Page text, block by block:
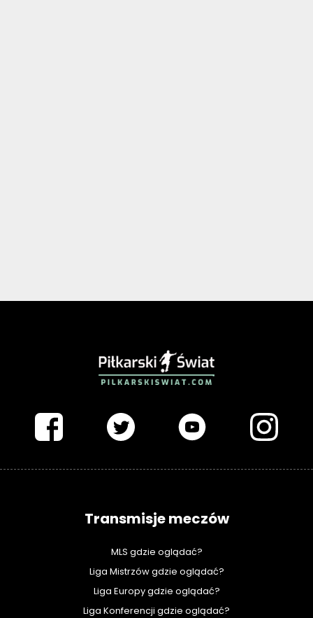
Transmisje meczów
MLS gdzie oglądać?
Liga Mistrzów gdzie oglądać?
Liga Europy gdzie oglądać?
Liga Konferencji gdzie oglądać?